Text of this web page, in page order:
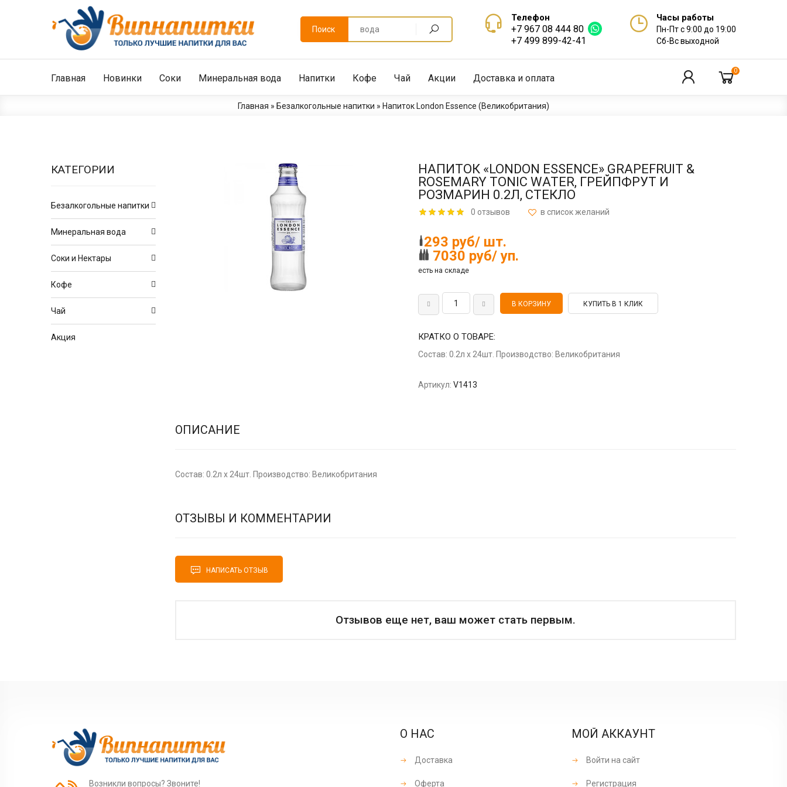
Телефон
+7 967 08 444 80
+7 499 899-42-41
Часы работы
Пн-Пт с 9:00 до 19:00
Сб-Вс выходной
Поиск
Главная Новинки Соки Минеральная вода Напитки Кофе Чай Акции Доставка и оплата
0
Главная » Безалкогольные напитки » Напиток London Essence (Великобритания)
НАПИТОК «LONDON ESSENCE» GRAPEFRUIT &
ROSEMARY TONIC WATER, ГРЕЙПФРУТ И
РОЗМАРИН 0.2Л, СТЕКЛО
0 отзывов
293 руб/ шт.
7030 руб/ уп.
есть на складе
КУПИТЬ В 1 КЛИК
КРАТКО О ТОВАРЕ:
Состав: 0.2л x 24шт. Производство: Великобритания
Артикул: V1413
ОПИСАНИЕ
Состав: 0.2л x 24шт. Производство: Великобритания
ОТЗЫВЫ И КОММЕНТАРИИ
НАПИСАТЬ ОТЗЫВ
Отзывов еще нет, ваш может стать первым.
КАТЕГОРИИ
Безалкогольные напитки
Минеральная вода
Соки и Нектары
Кофе
Чай
Акция
Возникли вопросы? Звоните!
О НАС
Доставка
Оферта
МОЙ АККАУНТ
Войти на сайт
Регистрация